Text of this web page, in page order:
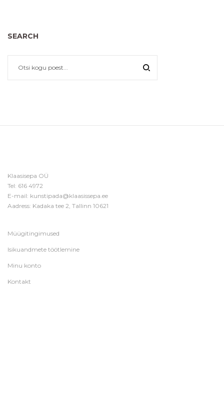
SEARCH
Klaasisepa OÜ
Tel: 616 4972
E-mail: kunstipada@klaasissepa.ee
Aadress: Kadaka tee 2, Tallinn 10621
Müügitingimused
Isikuandmete töötlemine
Minu konto
Kontakt